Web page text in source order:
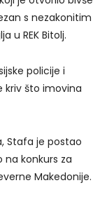
s nezakonitim
u REK Bitolj.
policije i
kriv što imovina
Stafa je postao
na konkurs za
Makedonije.